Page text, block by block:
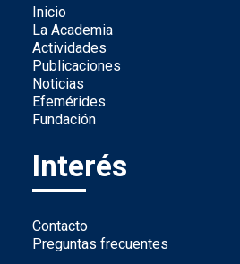
Inicio
La Academia
Actividades
Publicaciones
Noticias
Efemérides
Fundación
Interés
Contacto
Preguntas frecuentes